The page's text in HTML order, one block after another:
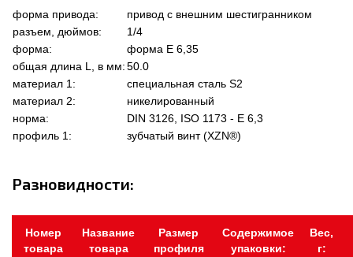
форма привода:
привод с внешним шестигранником
разъем, дюймов:
1/4
форма:
форма Е 6,35
общая длина L, в мм:50.0
материал 1:
специальная сталь S2
материал 2:
никелированный
норма:
DIN 3126, ISO 1173 - E 6,3
профиль 1:
зубчатый винт (XZN®)
Разновидности:
Номер
товара
Название
товара
Размер
профиля
Содержимое
упаковки:
Вес,
г: